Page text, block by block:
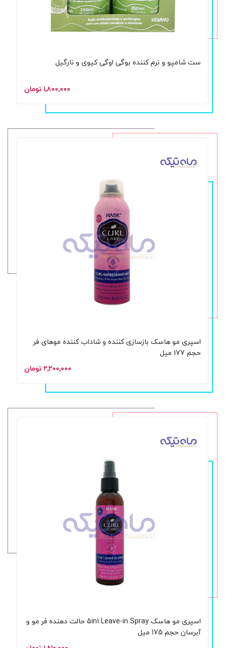
ست شامپو و نرم کننده بوگی اوگی کیوی و نارگیل
۱,۸۰۰,۰۰۰ تومان
اسپری مو هاسک بازسازی کننده و شاداب کننده موهای فر
حجم 177 میل
۲,۲۰۰,۰۰۰ تومان
اسپری مو هاسک 5in1 Leave-in Spray حالت دهنده فر مو و
آبرسان حجم 175 میل